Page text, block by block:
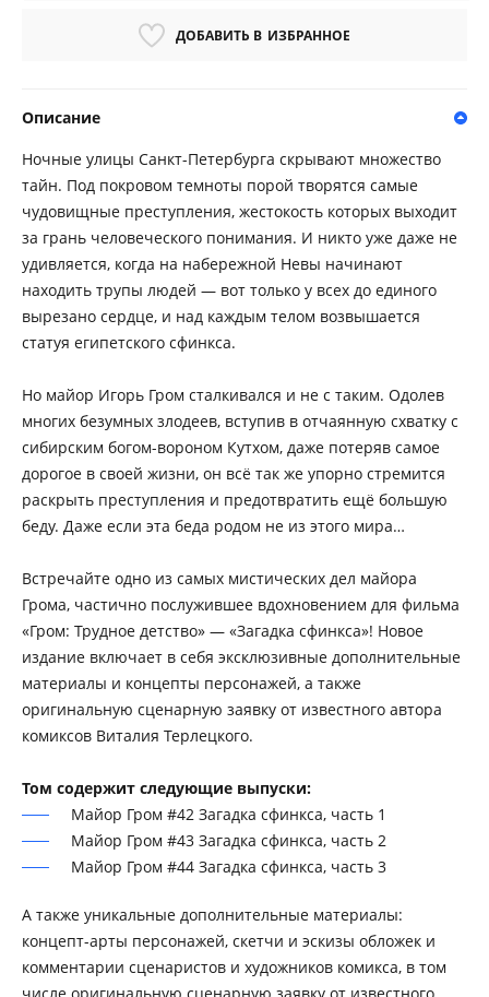
ДОБАВИТЬ В ИЗБРАННОЕ
Описание
Ночные улицы Санкт-Петербурга скрывают множество
тайн. Под покровом темноты порой творятся самые
чудовищные преступления, жестокость которых выходит
за грань человеческого понимания. И никто уже даже не
удивляется, когда на набережной Невы начинают
находить трупы людей — вот только у всех до единого
вырезано сердце, и над каждым телом возвышается
статуя египетского сфинкса.
Но майор Игорь Гром сталкивался и не с таким. Одолев
многих безумных злодеев, вступив в отчаянную схватку с
сибирским богом-вороном Кутхом, даже потеряв самое
дорогое в своей жизни, он всё так же упорно стремится
раскрыть преступления и предотвратить ещё большую
беду. Даже если эта беда родом не из этого мира…
Встречайте одно из самых мистических дел майора
Грома, частично послужившее вдохновением для фильма
«Гром: Трудное детство» — «Загадка сфинкса»! Новое
издание включает в себя эксклюзивные дополнительные
материалы и концепты персонажей, а также
оригинальную сценарную заявку от известного автора
комиксов Виталия Терлецкого.
Том содержит следующие выпуски:
Майор Гром #42 Загадка сфинкса, часть 1
Майор Гром #43 Загадка сфинкса, часть 2
Майор Гром #44 Загадка сфинкса, часть 3
А также уникальные дополнительные материалы:
концепт-арты персонажей, скетчи и эскизы обложек и
комментарии сценаристов и художников комикса, в том